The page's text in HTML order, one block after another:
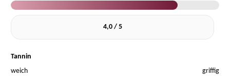
4,0 / 5
Tannin
weich
griffig